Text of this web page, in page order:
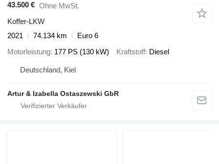
43.500 € Ohne MwSt.
Koffer-LKW
2021
74.134 km
Euro 6
Motorleistung 177 PS (130 kW) Kraftstoff Diesel
Deutschland, Kiel
Artur & Izabella Ostaszewski GbR